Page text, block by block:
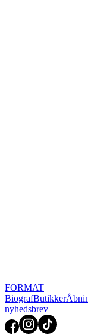
FORMAT
BiografButikker
nyhedsbrev